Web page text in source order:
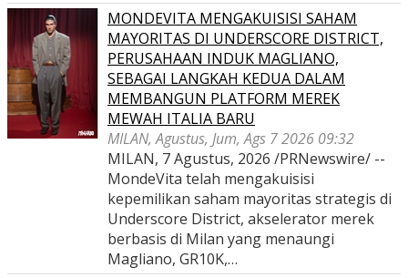
MONDEVITA MENGAKUISISI SAHAM
MAYORITAS DI UNDERSCORE DISTRICT,
PERUSAHAAN INDUK MAGLIANO,
SEBAGAI LANGKAH KEDUA DALAM
MEMBANGUN PLATFORM MEREK
MEWAH ITALIA BARU
MILAN, Agustus, Jum, Ags 7 2026 09:32
MILAN, 7 Agustus, 2026 /PRNewswire/ --
MondeVita telah mengakuisisi
kepemilikan saham mayoritas strategis di
Underscore District, akselerator merek
berbasis di Milan yang menaungi
Magliano, GR10K,…